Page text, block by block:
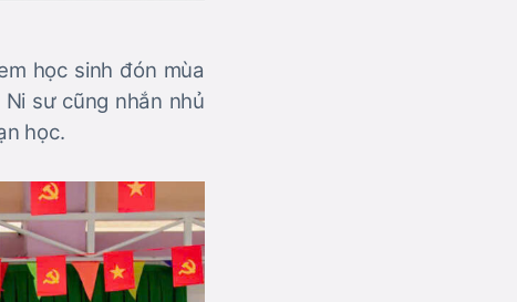
học sinh đón mùa
sư cũng nhắn nhủ
học.